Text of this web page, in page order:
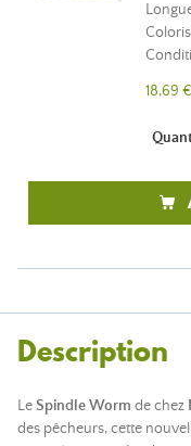
18,69 €
Description
LeSpindle Worm de chez
des pêcheurs, cette